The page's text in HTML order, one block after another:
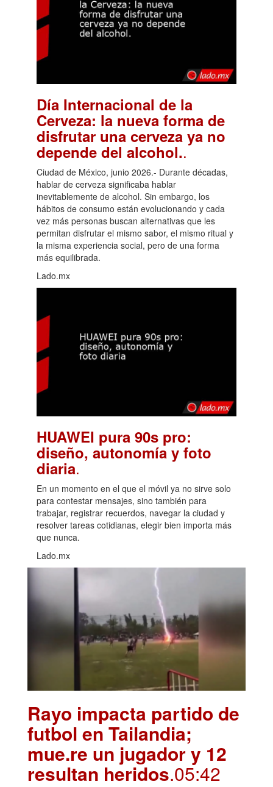
Día Internacional de la
Cerveza: la nueva forma de
disfrutar una cerveza ya no
depende del alcohol..
Ciudad de México, junio 2026.- Durante décadas,
hablar de cerveza significaba hablar
inevitablemente de alcohol. Sin embargo, los
hábitos de consumo están evolucionando y cada
vez más personas buscan alternativas que les
permitan disfrutar el mismo sabor, el mismo ritual y
la misma experiencia social, pero de una forma
más equilibrada.
Lado.mx
HUAWEI pura 90s pro:
diseño, autonomía y foto
diaria.
En un momento en el que el móvil ya no sirve solo
para contestar mensajes, sino también para
trabajar, registrar recuerdos, navegar la ciudad y
resolver tareas cotidianas, elegir bien importa más
que nunca.
Lado.mx
Rayo impacta partido de
futbol en Tailandia;
mue.re un jugador y 12
resultan heridos.05:42